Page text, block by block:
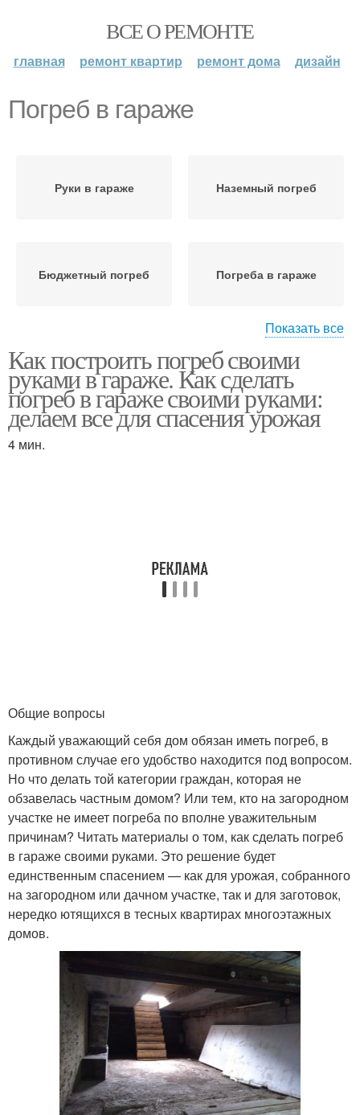
ВСЕ О РЕМОНТЕ
главная ремонт квартир ремонт дома дизайн
Погреб в гараже
Руки в гараже Наземный погреб
Бюджетный погреб Погреба в гараже
Гараж с подвалом Котлован для погреба
Показать все
Как построить погреб своими
руками в гараже. Как сделать
погреб в гараже своими руками:
делаем все для спасения урожая
4 мин.
Общие вопросы
Каждый уважающий себя дом обязан иметь погреб, в
противном случае его удобство находится под вопросом.
Но что делать той категории граждан, которая не
обзавелась частным домом? Или тем, кто на загородном
участке не имеет погреба по вполне уважительным
причинам? Читать материалы о том, как сделать погреб
в гараже своими руками. Это решение будет
единственным спасением — как для урожая, собранного
на загородном или дачном участке, так и для заготовок,
нередко ютящихся в тесных квартирах многоэтажных
домов.